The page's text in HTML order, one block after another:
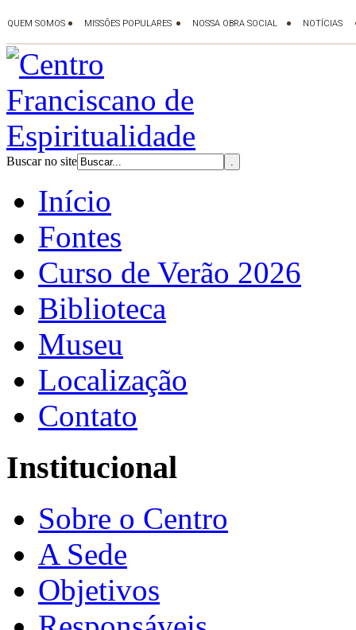
Buscar no site
Início
Fontes
Curso de Verão 2026
Biblioteca
Museu
Localização
Contato
Institucional
Sobre o Centro
A Sede
Objetivos